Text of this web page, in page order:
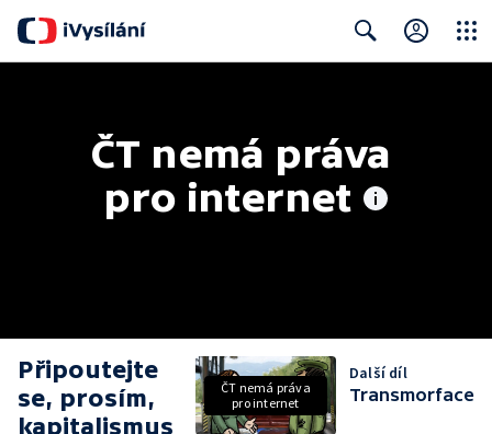
ČT nemá práva
pro internet
Připoutejte
se, prosím,
kapitalismus
ČT nemá práva
pro internet
Další díl
Transmorface